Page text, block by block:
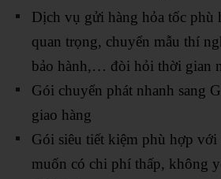
Dịch vụ gửi hàng hỏa tốc phù
quan trọng, chuyển mẫu thí
bảo hành,… đòi hỏi thời gian
Gói chuyển phát nhanh sang
giao hàng
Gói siêu tiết kiệm phù hợp
muốn có chi phí thấp, không